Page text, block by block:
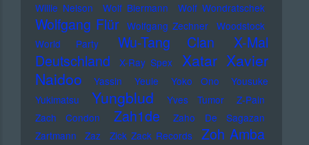
Willie Nelson
Wolf Biermann Wolf Wondratschek
Wolfgang Flür Wolfgang Zechner
Woodstock
World Party
Wu-Tang Clan
X-Mal
Deutschland
X-Ray Spex Xatar Xavier
Naidoo
Yassin Yeule Yoko Ono
Yousuke
Yukimatsu
Yungblud Yves Tumor
Z-Pain
Zach Condon
Zah1de
Zaho De Sagazan
Zartmann
Zaz Zick Zack Records Zoh Amba